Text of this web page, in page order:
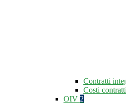
Contratti
Costi
OIV 2